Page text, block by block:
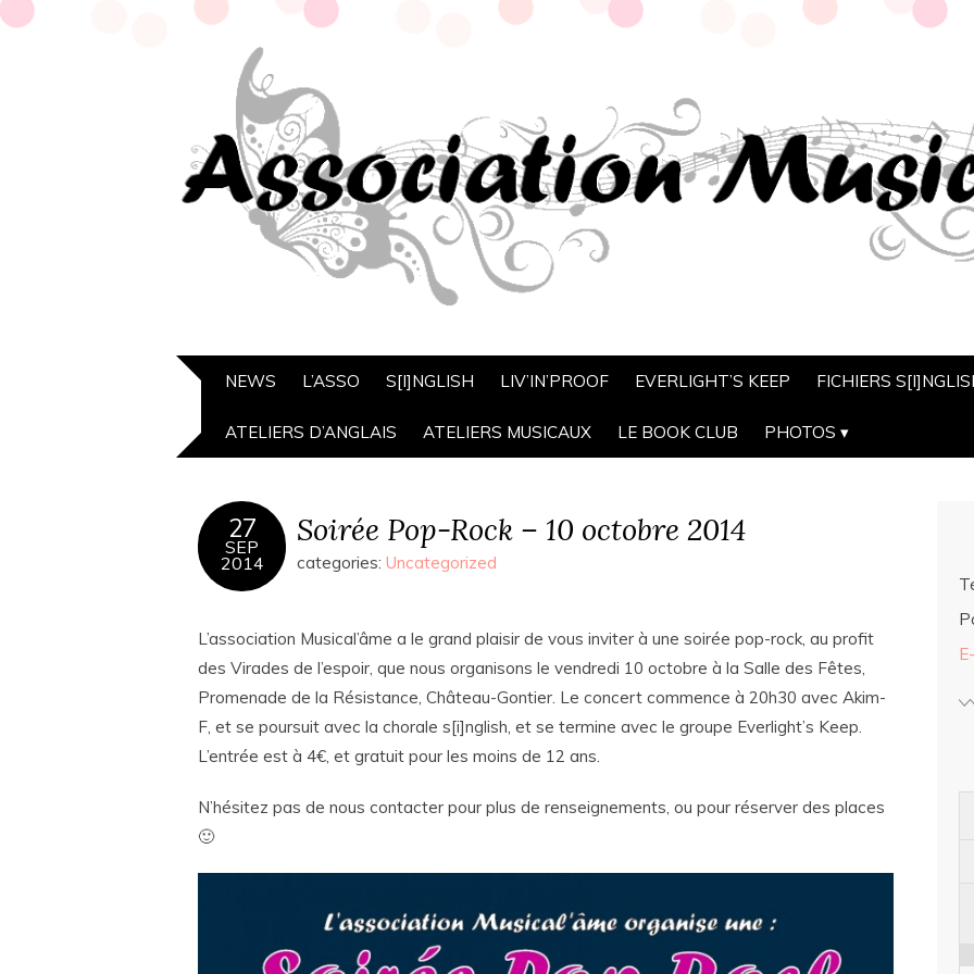
NEWS L’ASSO S[I]NGLISH LIV’IN’PROOF EVERLIGHT’S KEEP FICHIERS
ATELIERS D’ANGLAIS ATELIERS MUSICAUX LE BOOK CLUB PHOTOS
27
SEP
2014
Soirée Pop-Rock – 10 octobre 2014
categories: Uncategorized
L’association Musical’âme a le grand plaisir de vous inviter à une soirée pop-rock, au profit
des Virades de l’espoir, que nous organisons le vendredi 10 octobre à la Salle des Fêtes,
Promenade de la Résistance, Château-Gontier. Le concert commence à 20h30 avec Akim-
F, et se poursuit avec la chorale s[i]nglish, et se termine avec le groupe Everlight’s Keep.
L’entrée est à 4€, et gratuit pour les moins de 12 ans.
N’hésitez pas de nous contacter pour plus de renseignements, ou pour réserver des places
🙂